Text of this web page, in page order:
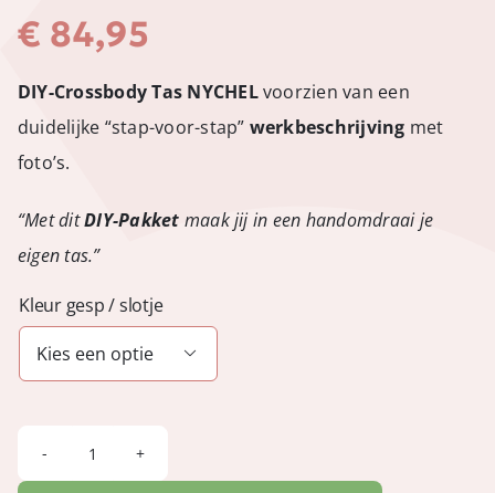
€ 84,95
DIY-Crossbody Tas NYCHELvoorzien van een
duidelijke “stap-voor-stap” werkbeschrijving met
foto’s.
“Met ditDIY-Pakket maak jij in een handomdraai je
eigen tas.”
Kleur gesp / slotje
